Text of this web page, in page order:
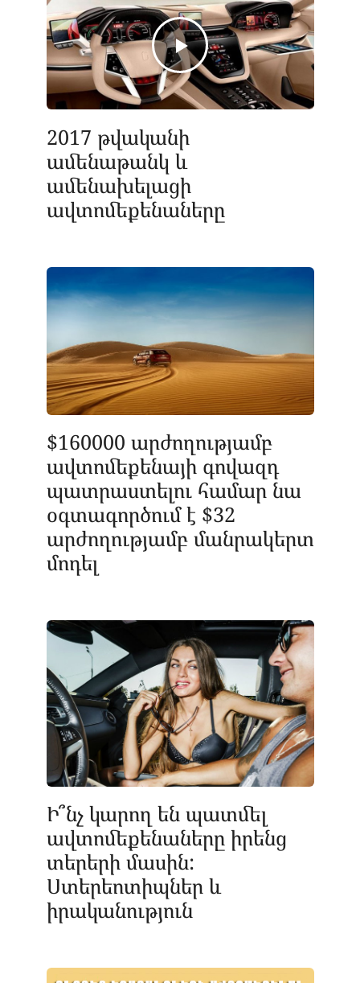
2017 թվականի
ամենաթանկ և
ամենախելացի
ավտոմեքենաները
$160000 արժողությամբ
ավտոմեքենայի գովազդ
պատրաստելու համար նա
օգտագործում է $32
արժողությամբ մանրակերտ
մոդել
Ի՞նչ կարող են պատմել
ավտոմեքենաները իրենց
տերերի մասին:
Ստերեոտիպներ և
իրականություն